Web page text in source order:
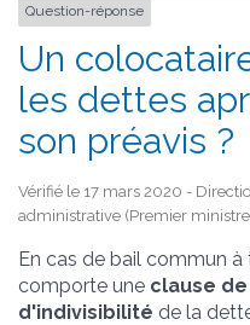
Question-réponse
Un
les dettes
son préavis ?
Vérifié le 17 mars 2020 -
administrative (Premier
En cas de bail commun
comporte une clause
d'indivisibilité de la